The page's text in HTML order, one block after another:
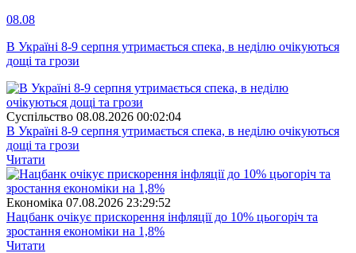
08.08
В Україні 8-9 серпня утримається спека, в неділю очікуються
дощі та грози
Суспiльство 08.08.2026 00:02:04
В Україні 8-9 серпня утримається спека, в неділю очікуються
дощі та грози
Читати
Економіка 07.08.2026 23:29:52
Нацбанк очікує прискорення інфляції до 10% цьогоріч та
зростання економіки на 1,8%
Читати